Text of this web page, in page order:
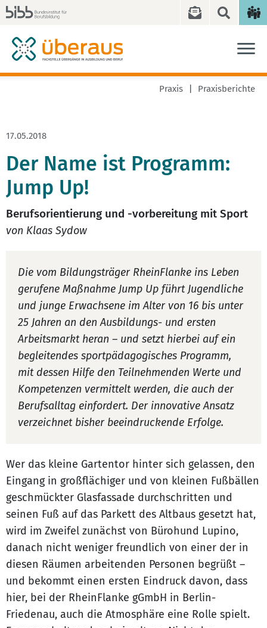
Praxis Praxisberichte
17.05.2018
Der Name ist Programm:
Jump Up!
Berufsorientierung und -vorbereitung mit Sport
von Klaas Sydow
Die vom Bildungsträger RheinFlanke ins Leben
gerufene Maßnahme Jump Up führt Jugendliche
und junge Erwachsene im Alter von 16 bis unter
25 Jahren an den Ausbildungs- und ersten
Arbeitsmarkt heran – und setzt hierbei auf ein
begleitendes sportpädagogisches Programm,
mit dessen Hilfe den Teilnehmenden Werte und
Kompetenzen vermittelt werden, die auch der
Berufsalltag einfordert. Der innovative Ansatz
verzeichnet bisher beeindruckende Erfolge.
Wer das kleine Gartentor hinter sich gelassen, den
Eingang in großflächiger und von kleinen Fußbällen
geschmückter Glasfassade durchschritten und
seinen Fuß auf das Parkett des Altbaus gesetzt hat,
wird im Zweifel zunächst von Bürohund Lupino,
danach nicht weniger freundlich von einer der in
diesen Räumen arbeitenden Personen begrüßt –
und bekommt einen ersten Eindruck davon, dass
hier, bei der RheinFlanke gGmbH in Berlin-
Friedenau, auch die Atmosphäre eine Rolle spielt.